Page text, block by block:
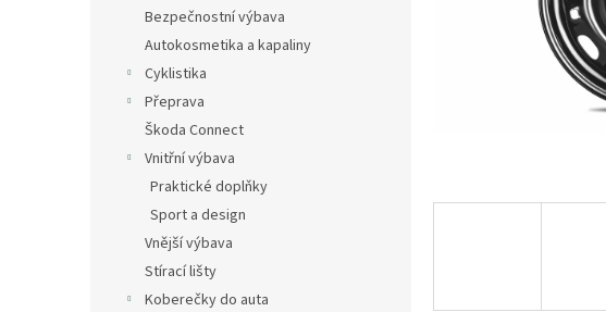
Bezpečnostní výbava
Autokosmetika a kapaliny
Cyklistika
Přeprava
Škoda Connect
Vnitřní výbava
Praktické doplňky
Sport a design
Vnější výbava
Stírací lišty
Koberečky do auta